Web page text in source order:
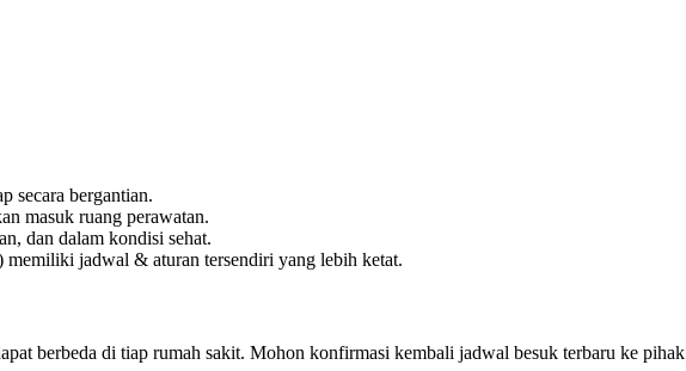
secara bergantian.
masuk ruang perawatan.
dan dalam kondisi sehat.
jadwal & aturan tersendiri yang lebih ketat.
berbeda di tiap rumah sakit. Mohon konfirmasi kembali jadwal besuk terbaru ke pihak